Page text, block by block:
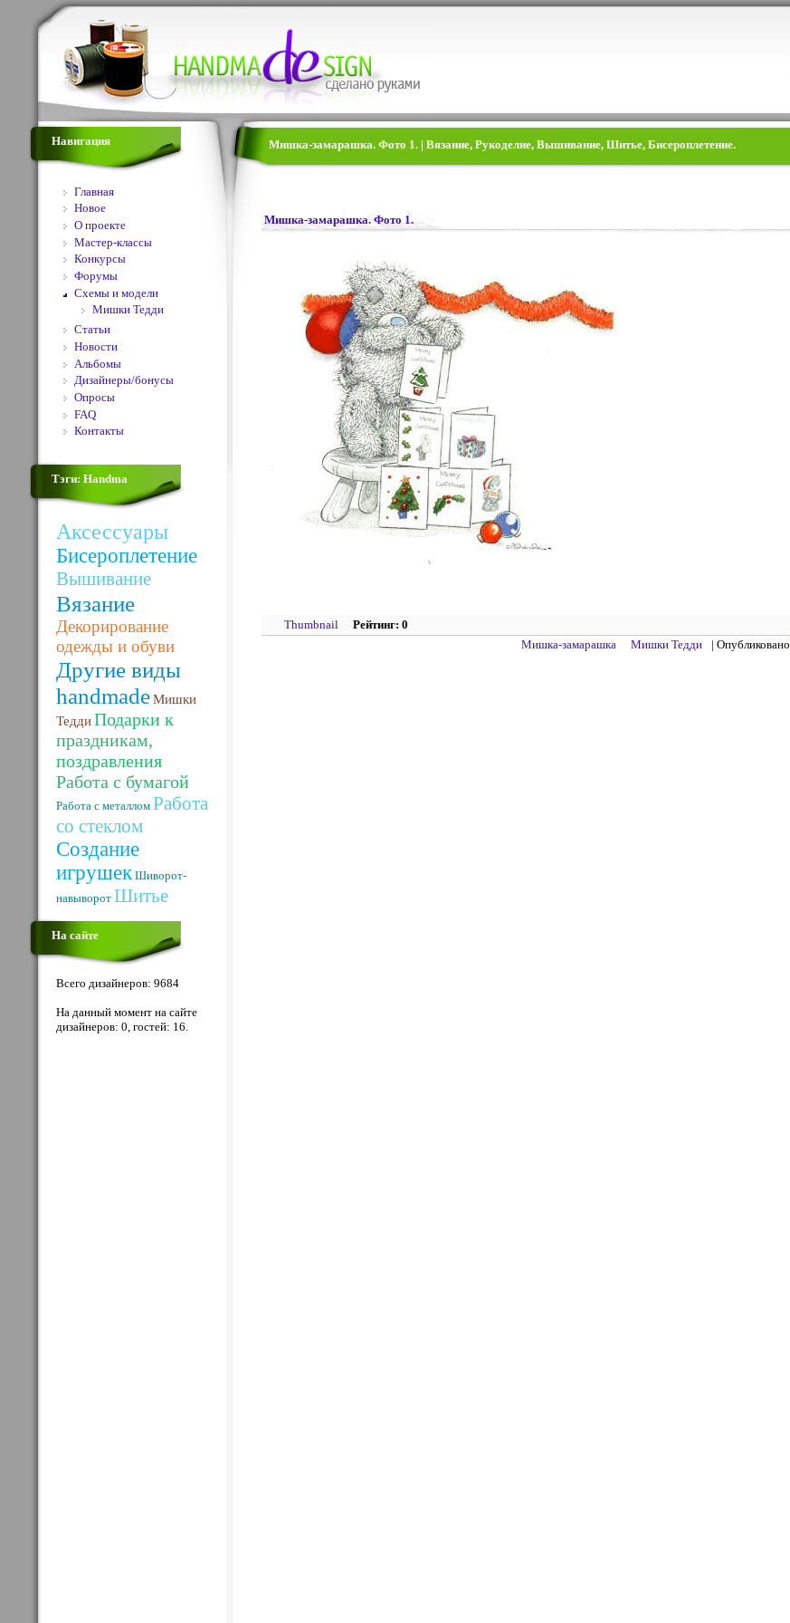
Навигация
Главная
Новое
О проекте
Мастер-классы
Конкурсы
Форумы
Схемы и модели
Мишки Тедди
Статьи
Новости
Альбомы
Дизайнеры/бонусы
Опросы
FAQ
Контакты
Тэги: Handma
Аксессуары
Бисероплетение
Вышивание
Вязание
Декорирование
одежды и обуви
Другие виды
handmadeМишки
ТеддиПодарки к
праздникам,
поздравления
Работа с бумагой
Работа с металлом Работа
со стеклом
Создание
игрушек Шиворот-
навыворот Шитье
На сайте
Всего дизайнеров: 9684
На данный момент на сайте
дизайнеров: 0, гостей: 16.
Мишка-замарашка. Фото 1. | Вязание, Рукоделие, Вышивание, Шитье, Бисероплетение.
Мишка-замарашка. Фото 1.
Thumbnail
Рейтинг: 0
Мишка-замарашка
Мишки Тедди | Опубликовано